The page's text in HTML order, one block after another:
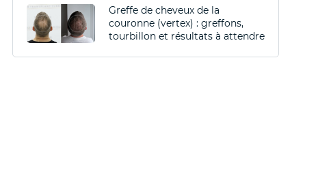
Greffe de cheveux de la
couronne (vertex) : greffons,
tourbillon et résultats à attendre